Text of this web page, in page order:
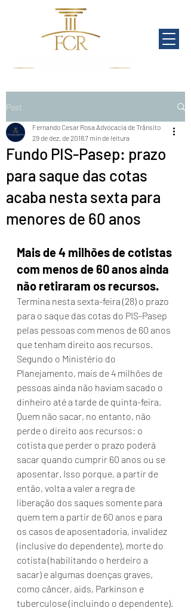
Post
Fundo PIS-Pasep: prazo
para saque das cotas
acaba nesta sexta para
menores de 60 anos
Fernando Cesar Rosa Advocacia de Trânsito
29 de dez. de 20187 min de leitura
Mais de 4 milhões de cotistas
com menos de 60 anos ainda
não retiraram os recursos.
Termina nesta sexta-feira (28) o prazo
para o saque das cotas do PIS-Pasep
pelas pessoas com menos de 60 anos
que tenham direito aos recursos.
Segundo o Ministério do
Planejamento, mais de 4 milhões de
pessoas ainda não haviam sacado o
dinheiro até a tarde de quinta-feira.
Quem não sacar, no entanto, não
perde o direito aos recursos: o
cotista que perder o prazo poderá
sacar quando cumprir 60 anos ou se
aposentar. Isso porque, a partir de
então, volta a valer a regra de
liberação dos saques somente para
quem tem a partir de 60 anos e para
os casos de aposentadoria, invalidez
(inclusive do dependente), morte do
cotista (habilitando o herdeiro a
sacar) e algumas doenças graves,
como câncer, aids, Parkinson e
tuberculose (incluindo o dependente).